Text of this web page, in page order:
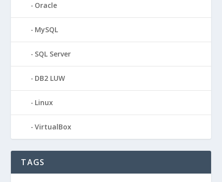
Oracle
MySQL
SQL Server
DB2 LUW
Linux
VirtualBox
TAGS